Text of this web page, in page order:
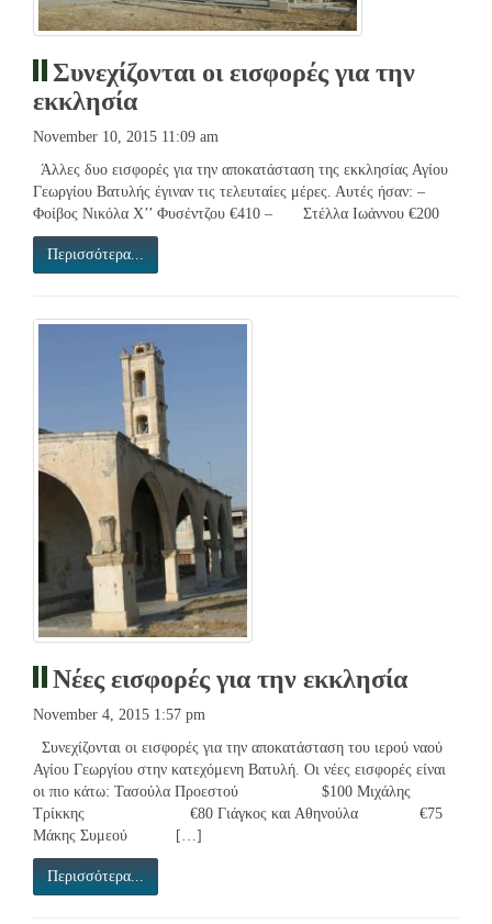
Συνεχίζονται οι εισφορές για την
εκκλησία
November 10, 2015 11:09 am
Άλλες δυο εισφορές για την αποκατάσταση της εκκλησίας Αγίου
Γεωργίου Βατυλής έγιναν τις τελευταίες μέρες. Αυτές ήσαν: –
Φοίβος Νικόλα Χ’’ Φυσέντζου €410 – Στέλλα Ιωάννου €200
Περισσότερα...
Nέες εισφορές για την εκκλησία
November 4, 2015 1:57 pm
Συνεχίζονται οι εισφορές για την αποκατάσταση του ιερού ναού
Αγίου Γεωργίου στην κατεχόμενη Βατυλή. Οι νέες εισφορές είναι
οι πιο κάτω: Τασούλα Προεστού $100 Μιχάλης
Τρίκκης €80 Γιάγκος και Αθηνούλα €75
Μάκης Συμεού […]
Περισσότερα...